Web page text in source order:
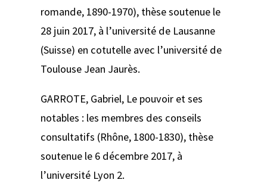
romande, 1890-1970), thèse soutenue le
28 juin 2017, à l’université de Lausanne
(Suisse) en cotutelle avec l’université de
Toulouse Jean Jaurès.
GARROTE, Gabriel, Le pouvoir et ses
notables : les membres des conseils
consultatifs (Rhône, 1800-1830), thèse
soutenue le 6 décembre 2017, à
l’université Lyon 2.